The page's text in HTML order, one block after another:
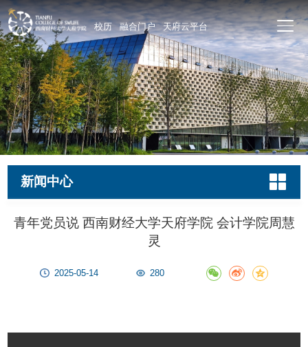
校历 融合门户 天府云平台
新闻中心
青年党员说 西南财经大学天府学院 会计学院周慧
灵
2025-05-14 280